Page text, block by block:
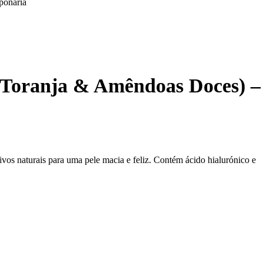
& Amêndoas Doces) –
naturais para uma pele macia e feliz. Contém ácido hialurónico e